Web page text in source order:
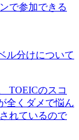
で参加できる
ル分けについて
TOEICのスコ
全くダメで悩ん
れているので